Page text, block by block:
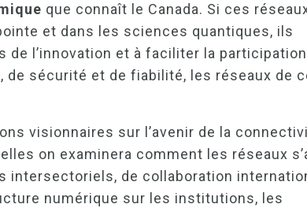
que connaît le Canada. Si ces
et dans les sciences quantiques, ils
l’innovation et à faciliter la
sécurité et de fiabilité, les réseaux de
visionnaires sur l’avenir de la
on examinera comment les réseaux
intersectoriels, de collaboration
numérique sur les institutions, les